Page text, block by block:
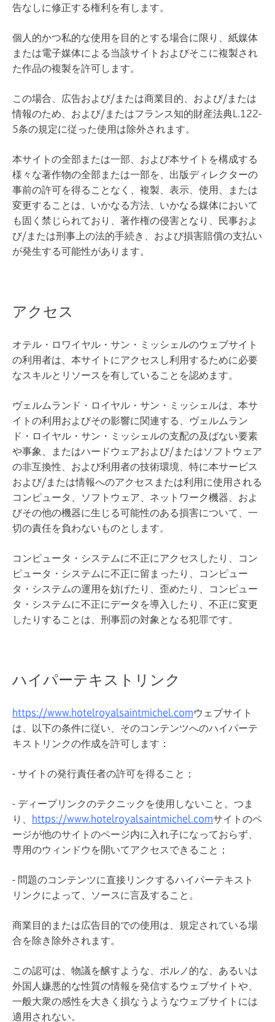
告なしに修正する権利を有します。
個人的かつ私的な使用を目的とする場合に限り、紙媒体
または電子媒体による当該サイトおよびそこに複製され
た作品の複製を許可します。
この場合、広告および/または商業目的、および/または
情報のため、および/またはフランス知的財産法典L.122-
5条の規定に従った使用は除外されます。
本サイトの全部または一部、および本サイトを構成する
様々な著作物の全部または一部を、出版ディレクターの
事前の許可を得ることなく、複製、表示、使用、または
変更することは、いかなる方法、いかなる媒体において
も固く禁じられており、著作権の侵害となり、民事およ
び/または刑事上の法的手続き、および損害賠償の支払い
が発生する可能性があります。
アクセス
オテル・ロワイヤル・サン・ミッシェルのウェブサイト
の利用者は、本サイトにアクセスし利用するために必要
なスキルとリソースを有していることを認めます。
ヴェルムランド・ロイヤル・サン・ミッシェルは、本サ
イトの利用およびその影響に関連する、ヴェルムラン
ド・ロイヤル・サン・ミッシェルの支配の及ばない要素
や事象、またはハードウェアおよび/またはソフトウェア
の非互換性、および利用者の技術環境、特に本サービス
および/または情報へのアクセスまたは利用に使用される
コンピュータ、ソフトウェア、ネットワーク機器、およ
びその他の機器に生じる可能性のある損害について、一
切の責任を負わないものとします。
コンピュータ・システムに不正にアクセスしたり、コン
ピュータ・システムに不正に留まったり、コンピュー
タ・システムの運用を妨げたり、歪めたり、コンピュー
タ・システムに不正にデータを導入したり、不正に変更
したりすることは、刑事罰の対象となる犯罪です。
ハイパーテキストリンク
https://www.hotelroyalsaintmichel.comウェブサイト
は、以下の条件に従い、そのコンテンツへのハイパーテ
キストリンクの作成を許可します：
- サイトの発行責任者の許可を得ること；
- ディープリンクのテクニックを使用しないこと。つま
り、 https://www.hotelroyalsaintmichel.comサイトのペ
ージが他のサイトのページ内に入れ子になっておらず、
専用のウィンドウを開いてアクセスできること；
- 問題のコンテンツに直接リンクするハイパーテキスト
リンクによって、ソースに言及すること。
商業目的または広告目的での使用は、規定されている場
合を除き除外されます。
この認可は、物議を醸すような、ポルノ的な、あるいは
外国人嫌悪的な性質の情報を発信するウェブサイトや、
一般大衆の感性を大きく損なうようなウェブサイトには
適用されない。